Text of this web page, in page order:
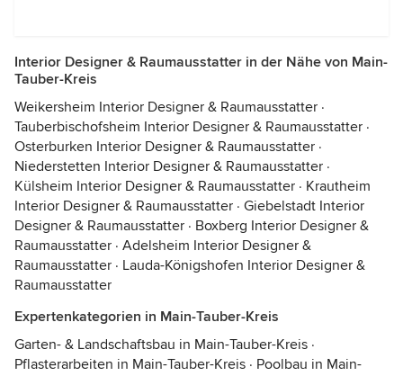
Interior Designer & Raumausstatter in der Nähe von Main-
Tauber-Kreis
Weikersheim Interior Designer & Raumausstatter ·
Tauberbischofsheim Interior Designer & Raumausstatter ·
Osterburken Interior Designer & Raumausstatter ·
Niederstetten Interior Designer & Raumausstatter ·
Külsheim Interior Designer & Raumausstatter · Krautheim
Interior Designer & Raumausstatter · Giebelstadt Interior
Designer & Raumausstatter · Boxberg Interior Designer &
Raumausstatter · Adelsheim Interior Designer &
Raumausstatter · Lauda-Königshofen Interior Designer &
Raumausstatter
Expertenkategorien in Main-Tauber-Kreis
Garten- & Landschaftsbau in Main-Tauber-Kreis ·
Pflasterarbeiten in Main-Tauber-Kreis · Poolbau in Main-